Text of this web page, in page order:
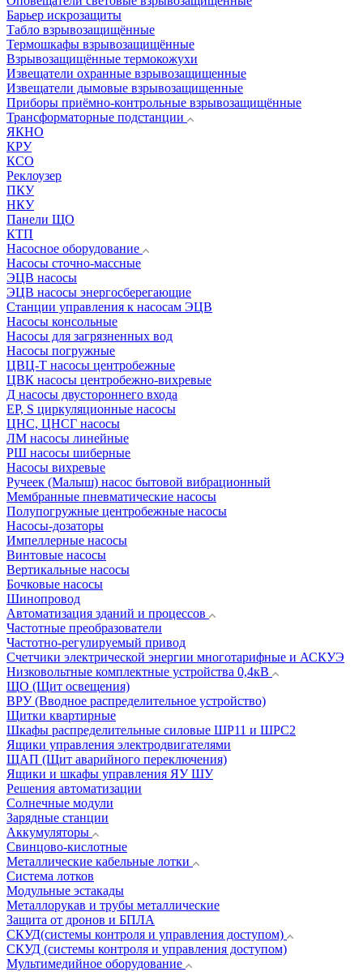
Барьер искрозащиты
Табло взрывозащищённые
Термошкафы взрывозащищённые
Взрывозащищённые термокожухи
Извещатели охранные взрывозащищенные
Извещатели дымовые взрывозащищенные
Приборы приёмно-контрольные взрывозащищённые
Трансформаторные подстанции
ЯКНО
КРУ
КСО
Реклоузер
ПКУ
НКУ
Панели ЩО
КТП
Насосное оборудование
Насосы сточно-массные
ЭЦВ насосы
ЭЦВ насосы энергосберегающие
Станции управления к насосам ЭЦВ
Насосы консольные
Насосы для загрязненных вод
Насосы погружные
ЦВЦ-Т насосы центробежные
ЦВК насосы центробежно-вихревые
Д насосы двустороннего входа
EP, S циркуляционные насосы
ЦНС, ЦНСГ насосы
ЛМ насосы линейные
РШ насосы шиберные
Насосы вихревые
Ручеек (Малыш) насос бытовой вибрационный
Мембранные пневматические насосы
Полупогружные центробежные насосы
Насосы-дозаторы
Импеллерные насосы
Винтовые насосы
Вертикальные насосы
Бочковые насосы
Шинопровод
Автоматизация зданий и процессов
Частотные преобразователи
Частотно-регулируемый привод
Счетчики электрической энергии многотарифные и АСКУЭ
Низковольтные комплектные устройства 0,4кВ
ЩО (Щит освещения)
ВРУ (Вводное распределительное устройство)
Щитки квартирные
Шкафы распределительные силовые ШР11 и ШРС2
Ящики управления электродвигателями
ЩАП (Щит аварийного переключения)
Ящики и шкафы управления ЯУ ШУ
Решения автоматизации
Солнечные модули
Зарядные станции
Аккумуляторы
Свинцово-кислотные
Металлические кабельные лотки
Система лотков
Модульные эстакады
Металлорукав и трубы металлические
Защита от дронов и БПЛА
СКУД(системы контроля и управления доступом)
СКУД (системы контроля и управления доступом)
Мультимедийное оборудование